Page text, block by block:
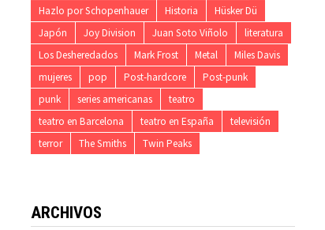
Hazlo por Schopenhauer
Historia
Hüsker Dü
Japón
Joy Division Juan Soto Viñolo
literatura
Los Desheredados
Mark Frost Metal
Miles Davis
mujeres
pop Post-hardcore
Post-punk
punk
series americanas
teatro
teatro en Barcelona
teatro en España
televisión
terror
The Smiths Twin Peaks
ARCHIVOS